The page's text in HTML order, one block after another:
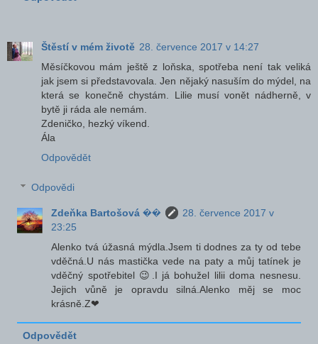
Štěstí v mém životě 28. července 2017 v 14:27
Měsíčkovou mám ještě z loňska, spotřeba není tak veliká
jak jsem si představovala. Jen nějaký nasuším do mýdel, na
která se konečně chystám. Lilie musí vonět nádherně, v
bytě ji ráda ale nemám.
Zdeničko, hezký víkend.
Ála
Odpovědět
Odpovědi
Zdeňka Bartošová ��
28. července 2017 v
23:25
Alenko tvá úžasná mýdla.Jsem ti dodnes za ty od tebe
vděčná.U nás mastička vede na paty a můj tatínek je
vděčný spotřebitel 😉.I já bohužel lilii doma nesnesu.
Jejich vůně je opravdu silná.Alenko měj se moc
krásně.Z❤
Odpovědět